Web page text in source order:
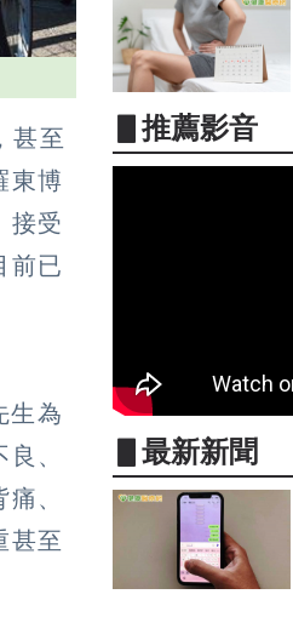
甚至
東博
接受
前已
生為
、
、
甚至
▋推薦影音
▋最新新聞